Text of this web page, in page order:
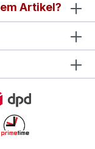
Artikel?